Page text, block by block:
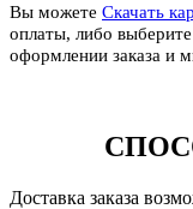
Вы можете Скачать
оплаты, либо
оформлении заказа и
Доставка заказа